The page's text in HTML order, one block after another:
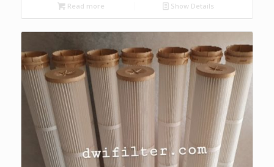
Read more Show Details